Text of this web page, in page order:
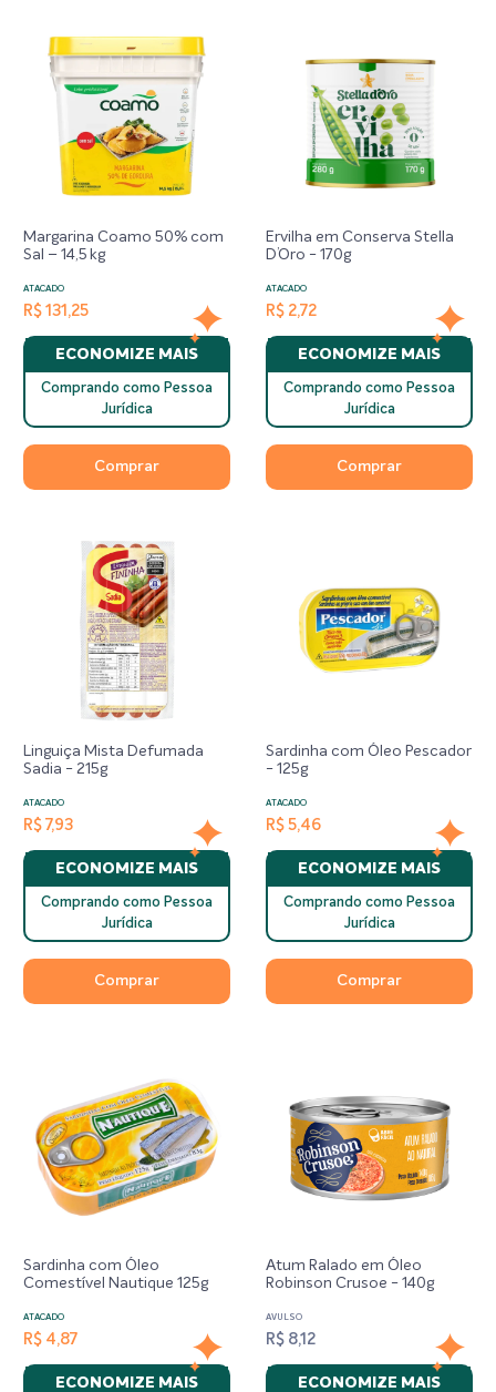
Margarina Coamo 50% com
Sal – 14,5 kg
ATACADO
R$ 131,25
ECONOMIZE MAIS
Comprando como Pessoa
Jurídica
Comprar
Ervilha em Conserva Stella
D’Oro - 170g
ATACADO
R$ 2,72
ECONOMIZE MAIS
Comprando como Pessoa
Jurídica
Comprar
Linguiça Mista Defumada
Sadia - 215g
ATACADO
R$ 7,93
ECONOMIZE MAIS
Comprando como Pessoa
Jurídica
Comprar
Sardinha com Óleo Pescador
- 125g
ATACADO
R$ 5,46
ECONOMIZE MAIS
Comprando como Pessoa
Jurídica
Comprar
Sardinha com Óleo
Comestível Nautique 125g
ATACADO
R$ 4,87
ECONOMIZE MAIS
Atum Ralado em Óleo
Robinson Crusoe - 140g
AVULSO
R$ 8,12
ECONOMIZE MAIS